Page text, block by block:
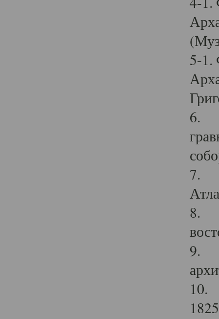
5-1.
6.
7.
8.
9.
10.